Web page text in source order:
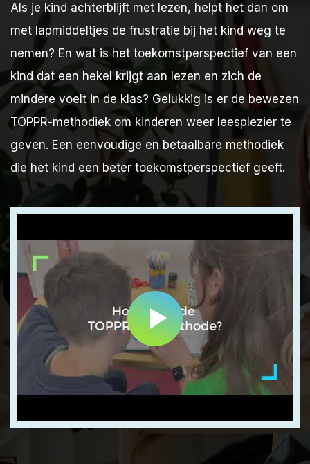
Als je kind achterblijft met lezen, helpt het dan om
met lapmiddeltjes de frustratie bij het kind weg te
nemen? En wat is het toekomstperspectief van een
kind dat een hekel krijgt aan lezen en zich de
mindere voelt in de klas? Gelukkig is er de bewezen
TOPPR-methodiek om kinderen weer leesplezier te
geven. Een eenvoudige en betaalbare methodiek
die het kind een beter toekomstperspectief geeft.